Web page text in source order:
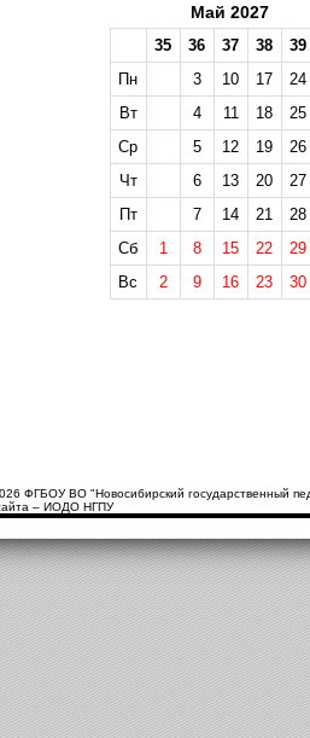
Май 2027
35 36 37 38
39
Пн
3 10 17
24
Вт
4 11 18
25
Ср
5 12 19
26
Чт
6 13 20
27
Пт
7 14 21
28
Сб
1 8 15 22
29
Вс
2 9 16 23 30
ФГБОУ ВО "Новосибирский государственный
– ИОДО НГПУ